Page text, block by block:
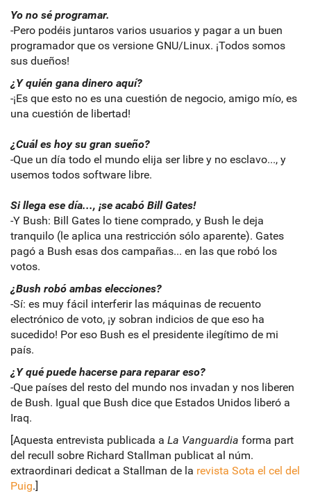
Yo no sé programar.
-Pero podéis juntaros varios usuarios y pagar a un buen
programador que os versione GNU/Linux. ¡Todos somos
sus dueños!
¿Y quién gana dinero aquí?
-¡Es que esto no es una cuestión de negocio, amigo mío, es
una cuestión de libertad!
¿Cuál es hoy su gran sueño?
-Que un día todo el mundo elija ser libre y no esclavo..., y
usemos todos software libre.
Si llega ese día..., ¡se acabó Bill Gates!
-Y Bush: Bill Gates lo tiene comprado, y Bush le deja
tranquilo (le aplica una restricción sólo aparente). Gates
pagó a Bush esas dos campañas... en las que robó los
votos.
¿Bush robó ambas elecciones?
-Sí: es muy fácil interferir las máquinas de recuento
electrónico de voto, ¡y sobran indicios de que eso ha
sucedido! Por eso Bush es el presidente ilegítimo de mi
país.
¿Y qué puede hacerse para reparar eso?
-Que países del resto del mundo nos invadan y nos liberen
de Bush. Igual que Bush dice que Estados Unidos liberó a
Iraq.
[Aquesta entrevista publicada a La Vanguardia forma part
del recull sobre Richard Stallman publicat al núm.
extraordinari dedicat a Stallman de la revista Sota el cel del
Puig.]